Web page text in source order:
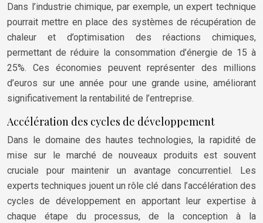
Dans l’industrie chimique, par exemple, un expert technique
pourrait mettre en place des systèmes de récupération de
chaleur et d’optimisation des réactions chimiques,
permettant de réduire la consommation d’énergie de 15 à
25%. Ces économies peuvent représenter des millions
d’euros sur une année pour une grande usine, améliorant
significativement la rentabilité de l’entreprise.
Accélération des cycles de développement
Dans le domaine des hautes technologies, la rapidité de
mise sur le marché de nouveaux produits est souvent
cruciale pour maintenir un avantage concurrentiel. Les
experts techniques jouent un rôle clé dans l’accélération des
cycles de développement en apportant leur expertise à
chaque étape du processus, de la conception à la